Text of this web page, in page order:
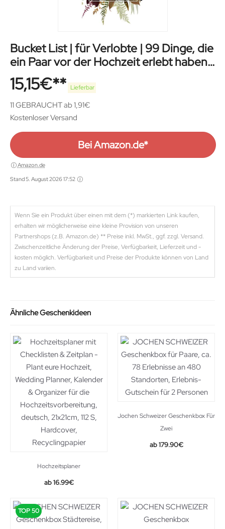
Bucket List | für Verlobte | 99 Dinge, die
ein Paar vor der Hochzeit erlebt haben
muss
15,15€ Lieferbar
11 GEBRAUCHT ab 1,91€
Kostenloser Versand
Bei Amazon.de*
Amazon.de
Stand 5. August 2026 17:52
Wenn Sie ein Produkt über einen mit dem (*) markierten Link kaufen,
erhalten wir möglicherweise eine kleine Provision von unseren
Partnershops (z.B. Amazon.de) ** Preise inkl. MwSt., ggf. zzgl. Versand.
Zwischenzeitliche Änderung der Preise, Verfügbarkeit, Lieferzeit und -
kosten möglich. Verfügbarkeit und Preise der Produkte können von Land
zu Land variien.
Ähnliche Geschenkideen
Hochzeitsplaner
16.99€
Jochen Schweizer Geschenkbox Für
Zwei
179.90€
TOP 50